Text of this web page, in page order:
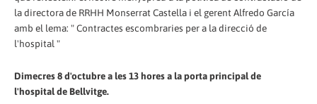
la directora de RRHH Monserrat Castella i el gerent Alfredo García
amb el lema: " Contractes escombraries per a la direcció de
l'hospital "
Dimecres 8 d'octubre a les 13 hores a la porta principal de
l'hospital de Bellvitge.